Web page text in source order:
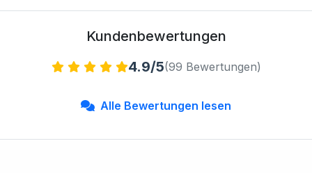
Kundenbewertungen
4.9/5(99 Bewertungen)
Alle Bewertungen lesen